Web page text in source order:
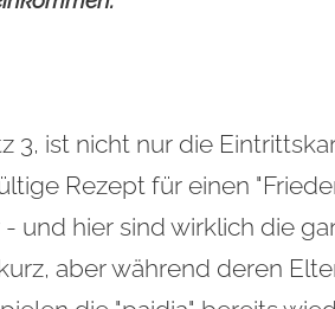
3, ist nicht nur die
Rezept für einen
und hier sind wirklich die
aber während deren